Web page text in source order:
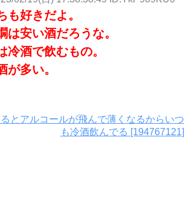
も好きだよ。
は安い酒だろうな。
冷酒で飲むもの。
が多い。
とアルコールが飛んで薄くなるからいつ
も冷酒飲んでる [194767121]